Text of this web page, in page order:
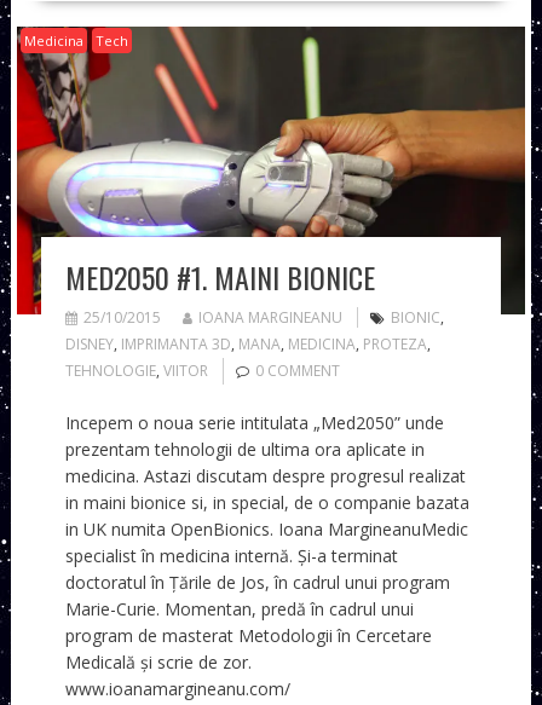
Medicina Tech
MED2050 #1. MAINI BIONICE
25/10/2015 IOANA MARGINEANU BIONIC,
DISNEY, IMPRIMANTA 3D, MANA, MEDICINA, PROTEZA,
TEHNOLOGIE, VIITOR 0 COMMENT
Incepem o noua serie intitulata „Med2050” unde
prezentam tehnologii de ultima ora aplicate in
medicina. Astazi discutam despre progresul realizat
in maini bionice si, in special, de o companie bazata
in UK numita OpenBionics. Ioana MargineanuMedic
specialist în medicina internă. Și-a terminat
doctoratul în Țările de Jos, în cadrul unui program
Marie-Curie. Momentan, predă în cadrul unui
program de masterat Metodologii în Cercetare
Medicală și scrie de zor.
www.ioanamargineanu.com/